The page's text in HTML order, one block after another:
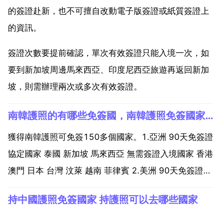
的簽證赴新，也不可擅自改動電子版簽證或紙質簽證上
的資訊。
簽證次數要提前確認，單次有效簽證只能入境一次，如
要到新加坡周邊馬來西亞、印度尼西亞旅遊再返回新加
坡，則需辦理兩次或多次有效簽證。
南韓護照的有哪些免簽國，南韓護照免簽國家 有哪些
獲得南韓護照可免簽150多個國家。1.亞洲 90天免簽證
協定國家 泰國 新加坡 馬來西亞 無需簽證入境國家 香港
澳門 日本 台灣 汶萊 越南 菲律賓 2.美洲 90天免簽證協
明尼加共和國 多明尼加聯邦 格瑞那達 牙買加 秘魯 海地
持中國護照免簽國家 持護照可以去哪些國家